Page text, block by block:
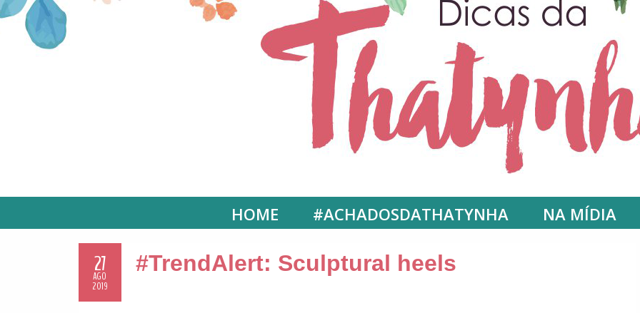
HOME #ACHADOSDATHATYNHA NA MÍDIA
27
AGO
2019
#TrendAlert: Sculptural heels